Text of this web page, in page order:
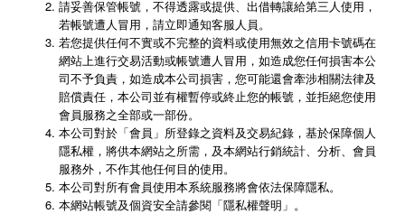
請妥善保管帳號，不得透露或提供、出借轉讓給第三人使用，
若帳號遭人冒用，請立即通知客服人員。
若您提供任何不實或不完整的資料或使用無效之信用卡號碼在
網站上進行交易活動或帳號遭人冒用，如造成您任何損害本公
司不予負責，如造成本公司損害，您可能還會牽涉相關法律及
賠償責任，本公司並有權暫停或終止您的帳號，並拒絕您使用
會員服務之全部或一部份。
本公司對於「會員」所登錄之資料及交易紀錄，基於保障個人
隱私權，將供本網站之所需，及本網站行銷統計、分析、會員
服務外，不作其他任何目的使用。
本公司對所有會員使用本系統服務將會依法保障隱私。
本網站帳號及個資安全請參閱「隱私權聲明」。